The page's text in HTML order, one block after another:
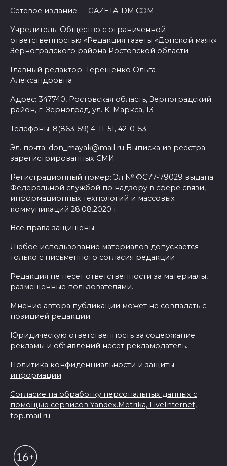
Сетевое издание — GAZETA-DM.COM
Учредитель: Общество с ограниченной
ответственностью «Редакция газеты «Донской маяк»
Зерноградского района Ростовской области
Главный редактор: Терещенко Ольга
Александровна
Адрес: 347740, Ростовская область, Зерноградский
район, г. Зерноград, ул. К. Маркса, 13
Телефоны: 8(863-59) 4-11-51, 42-0-53
Эл. почта: don_mayak@mail.ru Выписка из реестра
зарегистрированных СМИ
Регистрационный номер: Эл № ФС77-79029 выдана
Федеральной службой по надзору в сфере связи,
информационных технологий и массовых
коммуникаций 28.08.2020 г.
Все права защищены.
Любое использование материалов допускается
только с письменного согласия редакции
Редакция не несет ответственности за материалы,
размещенные пользователями.
Мнение автора публикации может не совпадать с
позицией редакции.
Юридическую ответственность за содержание
рекламы и объявлений несёт рекламодатель.
Политика конфиденциальности и защиты
информации
Согласие на обработку персональных данных с
помощью сервисов Yandex.Metrika, LiveInternet,
top.mail.ru